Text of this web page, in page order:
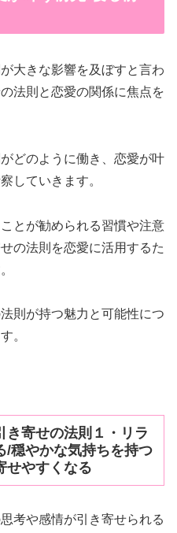
大きな影響を及ぼすと言わ
法則と恋愛の関係に焦点を
どのように働き、恋愛が叶
していきます。
とが勧められる習慣や注意
の法則を恋愛に活用するた
則が持つ魅力と可能性につ
。
き寄せの法則１・リラ
/穏やかな気持ちを持つ
せやすくなる
考や感情が引き寄せられる